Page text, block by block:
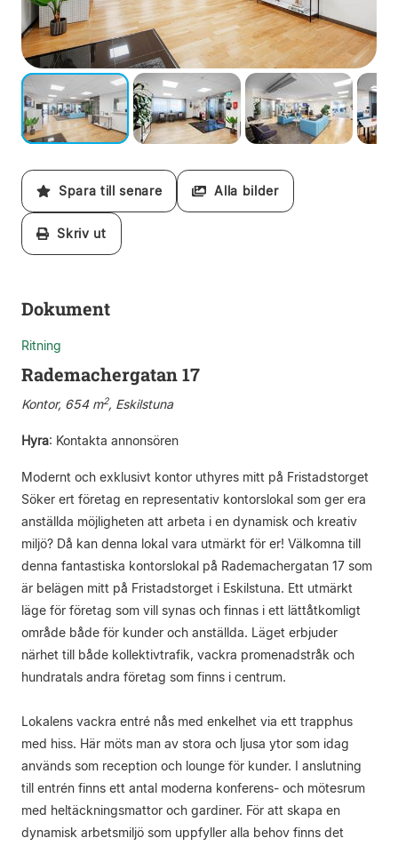
Spara till senare Alla bilder
Skriv ut
Dokument
Ritning
Rademachergatan 17
Kontor, 654 m2, Eskilstuna
Hyra: Kontakta annonsören
Modernt och exklusivt kontor uthyres mitt på Fristadstorget
Söker ert företag en representativ kontorslokal som ger era
anställda möjligheten att arbeta i en dynamisk och kreativ
miljö? Då kan denna lokal vara utmärkt för er! Välkomna till
denna fantastiska kontorslokal på Rademachergatan 17 som
är belägen mitt på Fristadstorget i Eskilstuna. Ett utmärkt
läge för företag som vill synas och finnas i ett lättåtkomligt
område både för kunder och anställda. Läget erbjuder
närhet till både kollektivtrafik, vackra promenadstråk och
hundratals andra företag som finns i centrum.
Lokalens vackra entré nås med enkelhet via ett trapphus
med hiss. Här möts man av stora och ljusa ytor som idag
används som reception och lounge för kunder. I anslutning
till entrén finns ett antal moderna konferens- och mötesrum
med heltäckningsmattor och gardiner. För att skapa en
dynamisk arbetsmiljö som uppfyller alla behov finns det